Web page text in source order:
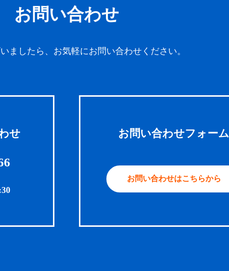
お問い合わせ
ましたら、お気軽にお問い合わせください。
せ お問い合わせフォーム
お問い合わせはこちらから